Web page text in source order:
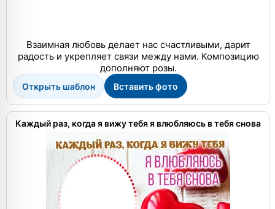
Взаимная любовь делает нас счастливыми, дарит
радость и укрепляет связи между нами. Композицию
дополняют розы.
Открыть шаблон Вставить фото
Каждый раз, когда я вижу тебя я влюбляюсь в тебя снова